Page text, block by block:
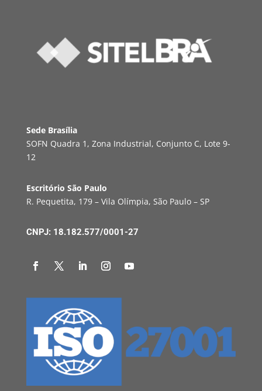
Sede Brasília
SOFN Quadra 1, Zona Industrial, Conjunto C, Lote 9-
12
Escritório São Paulo
R. Pequetita, 179 – Vila Olímpia, São Paulo – SP
CNPJ: 18.182.577/0001-27